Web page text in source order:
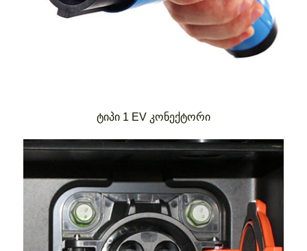
ტიპი 1 EV კონექტორი